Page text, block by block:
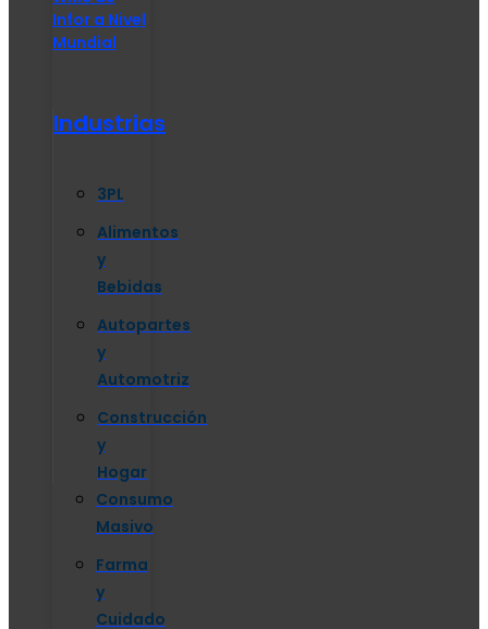
Infor a Nivel
Mundial
Industrias
3PL
Alimentos
y
Bebidas
Autopartes
y
Automotriz
Construcción
y
Hogar
Consumo
Masivo
Farma
y
Cuidado